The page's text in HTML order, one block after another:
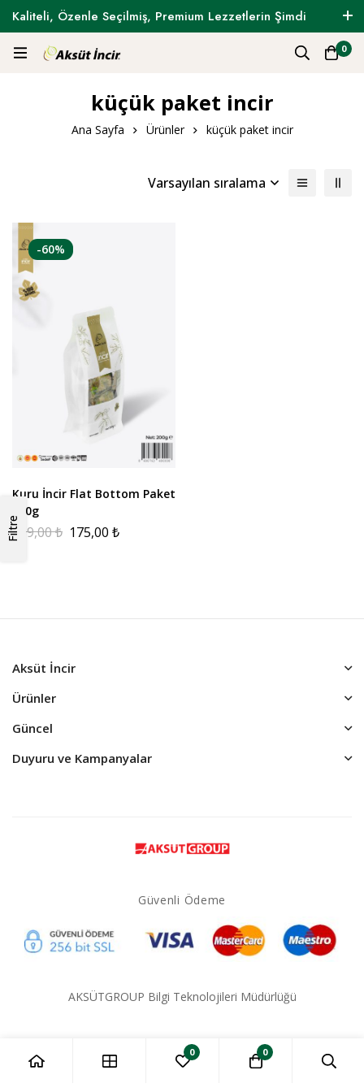
Kaliteli, Özenle Seçilmiş, Premium Lezzetlerin Şimdi
Tam Zamanı !
0
küçük paket incir
Ana Sayfa Ürünler küçük paket incir
Filtre
Varsayılan sıralama
-60%
Kuru İncir Flat Bottom Paket
200g
439,00₺ 175,00 ₺
Aksüt İncir
Ürünler
Güncel
Duyuru ve Kampanyalar
Güvenli Ödeme
AKSÜTGROUP Bilgi Teknolojileri Müdürlüğü
0 0